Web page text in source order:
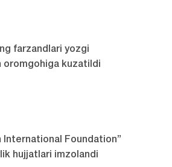
farzandlari yozgi
oromgohiga kuzatildi
International Foundation”
hujjatlari imzolandi